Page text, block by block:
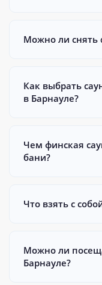
Можно ли снять
Как выбрать
в Барнауле?
Чем финская
бани?
Что взять с
Можно ли
Барнауле?